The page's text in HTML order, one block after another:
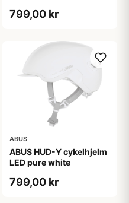
799,00 kr
ABUS
ABUS HUD-Y cykelhjelm
LED pure white
799,00 kr